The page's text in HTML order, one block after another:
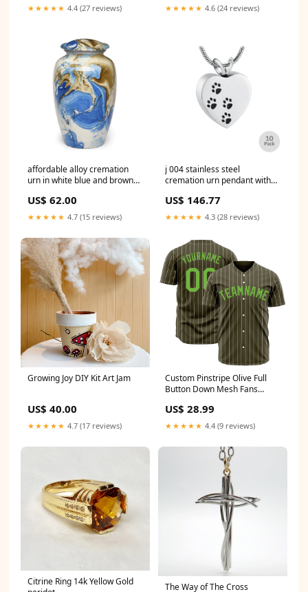
★★★★★ 4.4 (27 reviews) ★★★★★ 4.6 (24 reviews)
affordable alloy cremation
urn in white blue and brown
Flowers
US$ 62.00
★★★★★ 4.7 (15 reviews)
j 004 stainless steel
cremation urn pendant with
pack Rose Gold
US$ 146.77
★★★★★ 4.3 (28 reviews)
Growing Joy DIY Kit Art Jam
US$ 40.00
★★★★★ 4.7 (17 reviews)
Custom Pinstripe Olive Full
Button Down Mesh Fans
Baseball Jersey Font White-
Red
US$ 28.99
★★★★★ 4.4 (9 reviews)
Citrine Ring 14k Yellow Gold
The Way of The Cross